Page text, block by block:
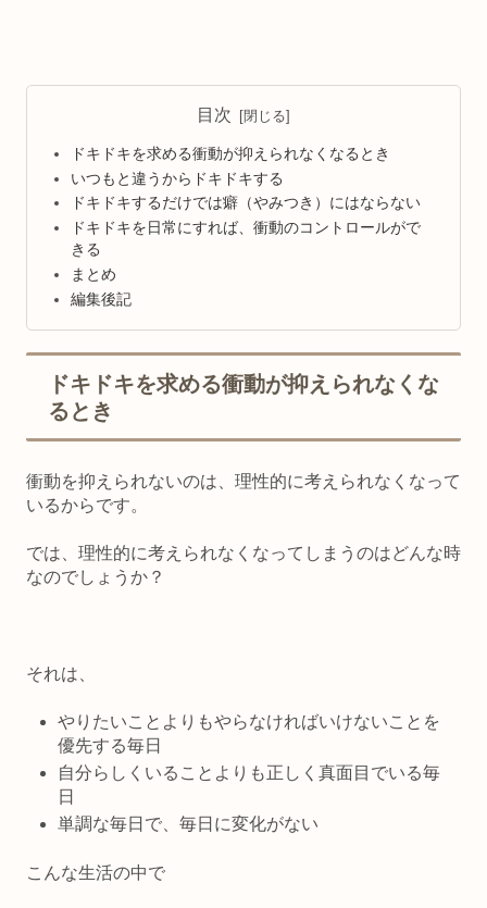
目次
ドキドキを求める衝動が抑えられなくなるとき
いつもと違うからドキドキする
ドキドキするだけでは癖（やみつき）にはならない
ドキドキを日常にすれば、衝動のコントロールがで
きる
まとめ
編集後記
ドキドキを求める衝動が抑えられなくな
るとき
衝動を抑えられないのは、理性的に考えられなくなって
いるからです。
では、理性的に考えられなくなってしまうのはどんな時
なのでしょうか？
それは、
やりたいことよりもやらなければいけないことを
優先する毎日
自分らしくいることよりも正しく真面目でいる毎
日
単調な毎日で、毎日に変化がない
こんな生活の中で